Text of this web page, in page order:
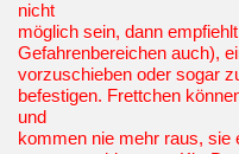
nicht
möglich sein, dann
Gefahrenbereichen auch),
vorzuschieben oder sogar
befestigen. Frettchen
und
kommen nie mehr raus, sie